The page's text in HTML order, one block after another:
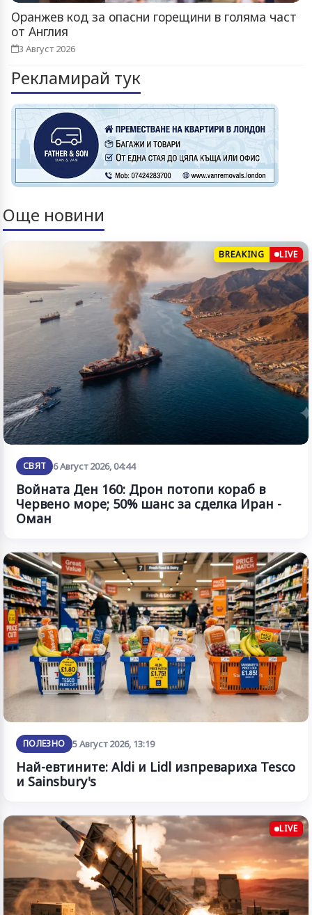
Оранжев код за опасни горещини в голяма част
от Англия
3 Август 2026
Рекламирай тук
Още новини
BREAKING LIVE
СВЯТ 6 Август 2026, 04:44
Войната Ден 160: Дрон потопи кораб в
Червено море; 50% шанс за сделка Иран -
Оман
ПОЛЕЗНО 5 Август 2026, 13:19
Най-евтините: Aldi и Lidl изпревариха Tesco
и Sainsbury's
LIVE